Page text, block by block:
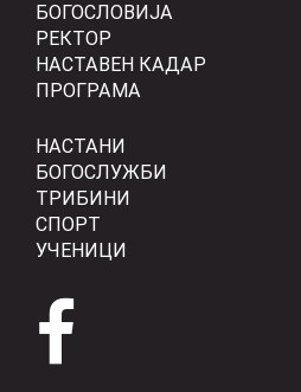
БОГОСЛОВИЈА
РЕКТОР
НАСТАВЕН КАДАР
ПРОГРАМА
НАСТАНИ
БОГОСЛУЖБИ
ТРИБИНИ
СПОРТ
УЧЕНИЦИ